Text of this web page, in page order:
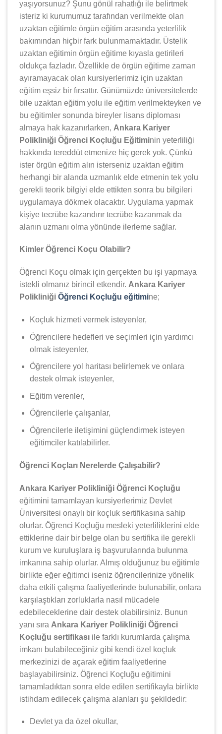
yaşıyorsunuz? Şunu gönül rahatlığı ile belirtmek
isteriz ki kurumumuz tarafından verilmekte olan
uzaktan eğitimle örgün eğitim arasında yeterlilik
bakımından hiçbir fark bulunmamaktadır. Üstelik
uzaktan eğitimin örgün eğitime kıyasla getirileri
oldukça fazladır. Özellikle de örgün eğitime zaman
ayıramayacak olan kursiyerlerimiz için uzaktan
eğitim eşsiz bir fırsattır. Günümüzde üniversitelerde
bile uzaktan eğitim yolu ile eğitim verilmekteyken ve
bu eğitimler sonunda bireyler lisans diploması
almaya hak kazanırlarken, Ankara Kariyer
Polikliniği Öğrenci Koçluğu Eğitiminin yeterliliği
hakkında tereddüt etmenize hiç gerek yok. Çünkü
ister örgün eğitim alın isterseniz uzaktan eğitim
herhangi bir alanda uzmanlık elde etmenin tek yolu
gerekli teorik bilgiyi elde ettikten sonra bu bilgileri
uygulamaya dökmek olacaktır. Uygulama yapmak
kişiye tecrübe kazandırır tecrübe kazanmak da
alanın uzmanı olma yönünde ilerleme sağlar.
Kimler Öğrenci Koçu Olabilir?
Öğrenci Koçu olmak için gerçekten bu işi yapmaya
istekli olmanız birincil etkendir. Ankara Kariyer
Polikliniği Öğrenci Koçluğu eğitimine;
Koçluk hizmeti vermek isteyenler,
Öğrencilere hedefleri ve seçimleri için yardımcı
olmak isteyenler,
Öğrencilere yol haritası belirlemek ve onlara
destek olmak isteyenler,
Eğitim verenler,
Öğrencilerle çalışanlar,
Öğrencilerle iletişimini güçlendirmek isteyen
eğitimciler katılabilirler.
Öğrenci Koçları Nerelerde Çalışabilir?
Ankara Kariyer Polikliniği Öğrenci Koçluğu
eğitimini tamamlayan kursiyerlerimiz Devlet
Üniversitesi onaylı bir koçluk sertifikasına sahip
olurlar. Öğrenci Koçluğu mesleki yeterliliklerini elde
ettiklerine dair bir belge olan bu sertifika ile gerekli
kurum ve kuruluşlara iş başvurularında bulunma
imkanına sahip olurlar. Almış olduğunuz bu eğitimle
birlikte eğer eğitimci iseniz öğrencilerinize yönelik
daha etkili çalışma faaliyetlerinde bulunabilir, onlara
karşılaştıkları zorluklarla nasıl mücadele
edebileceklerine dair destek olabilirsiniz. Bunun
yanı sıra Ankara Kariyer Polikliniği Öğrenci
Koçluğu sertifikası ile farklı kurumlarda çalışma
imkanı bulabileceğiniz gibi kendi özel koçluk
merkezinizi de açarak eğitim faaliyetlerine
başlayabilirsiniz. Öğrenci Koçluğu eğitimini
tamamladıktan sonra elde edilen sertifikayla birlikte
istihdam edilecek çalışma alanları şu şekildedir:
Devlet ya da özel okullar,